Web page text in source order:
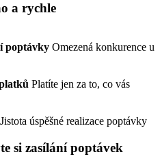
a rychle
poptávky Omezená konkurence u
Platíte jen za to, co vás
Jistota úspěšné realizace poptávky
si zasílání poptávek